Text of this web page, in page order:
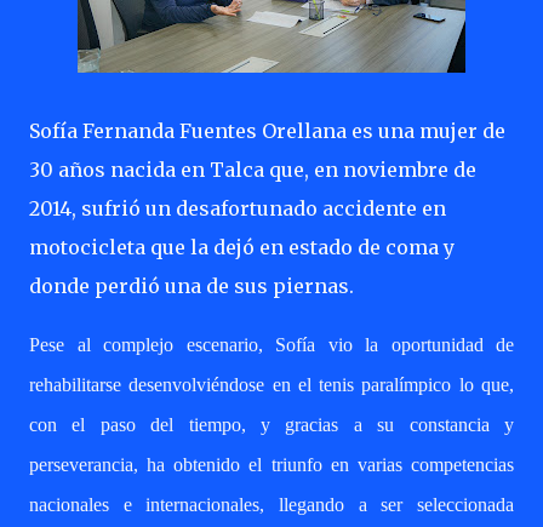
Sofía Fernanda Fuentes Orellana es una mujer de
30 años nacida en Talca que, en noviembre de
2014, sufrió un desafortunado accidente en
motocicleta que la dejó en estado de coma y
donde perdió una de sus piernas.
Pese al complejo escenario, Sofía vio la oportunidad de
rehabilitarse desenvolviéndose en el tenis paralímpico lo que,
con el paso del tiempo, y gracias a su constancia y
perseverancia, ha obtenido el triunfo en varias competencias
nacionales e internacionales, llegando a ser seleccionada